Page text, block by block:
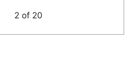
2 of 20